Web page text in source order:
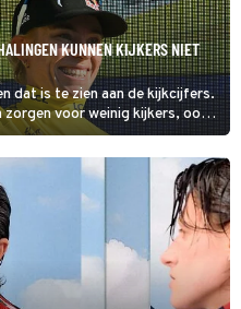
KUNNEN KIJKERS NIET
dat is te zien aan de kijkcijfers.
zorgen voor weinig kijkers, ook
Gelukkig zijn er altijd nog